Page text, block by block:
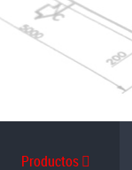
Productos